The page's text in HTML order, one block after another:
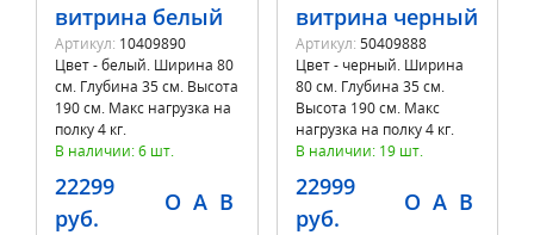
витрина белый
Артикул: 10409890
Цвет - белый. Ширина 80
см. Глубина 35 см. Высота
190 см. Макс нагрузка на
полку 4 кг.
В наличии: 6 шт.
22299
руб.
O A B
витрина черный
Артикул: 50409888
Цвет - черный. Ширина
80 см. Глубина 35 см.
Высота 190 см. Макс
нагрузка на полку 4 кг.
В наличии: 19 шт.
22999
руб.
O A B